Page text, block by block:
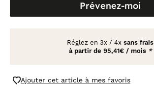
Prévenez-moi
Réglez en 3x / 4x sans frais
à partir de 95,41€ / mois *
Ajouter cet article à mes favoris